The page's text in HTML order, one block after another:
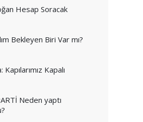
Hesap Soracak
Bekleyen Biri Var mı?
Kapılarımız Kapalı
Neden yaptı